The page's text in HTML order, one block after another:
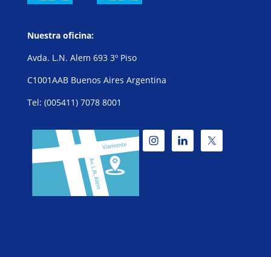
Nuestra oficina:
Avda. L.N. Alem 693 3º Piso
C1001AAB Buenos Aires Argentina
Tel: (005411) 7078 8001